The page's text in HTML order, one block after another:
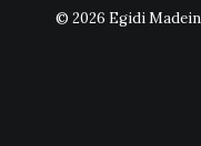
© 2026 Egidi